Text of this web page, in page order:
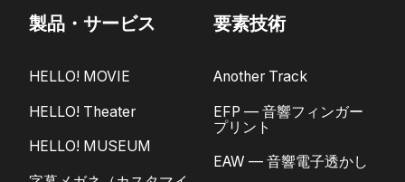
製品・サービス
HELLO! MOVIE
HELLO! Theater
HELLO! MUSEUM
要素技術
Another Track
EFP — 音響フィンガー
プリント
EAW — 音響電子透かし